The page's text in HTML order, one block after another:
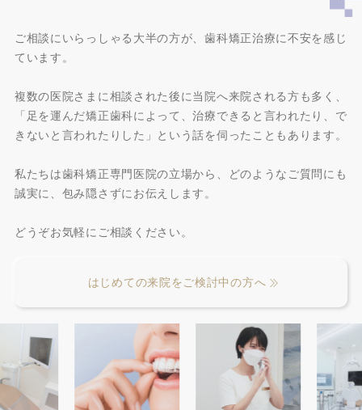
ご相談にいらっしゃる大半の方が、歯科矯正治療に不安を感じ
ています。
複数の医院さまに相談された後に当院へ来院される方も多く、
「足を運んだ矯正歯科によって、治療できると言われたり、で
きないと言われたりした」という話を伺ったこともあります。
私たちは歯科矯正専門医院の立場から、どのようなご質問にも
誠実に、包み隠さずにお伝えします。
どうぞお気軽にご相談ください。
はじめての来院をご検討中の方へ